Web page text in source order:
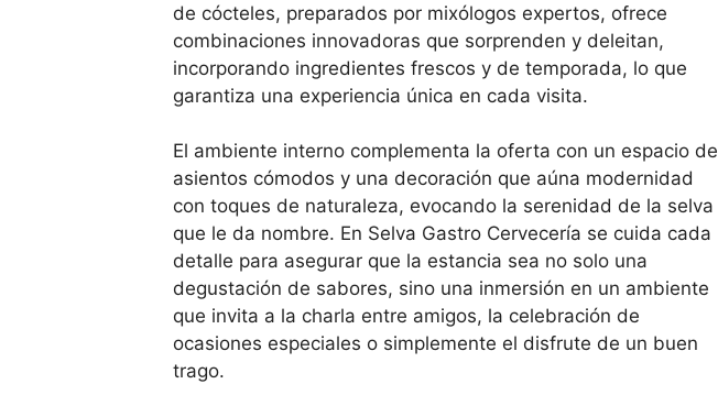
de cócteles, preparados por mixólogos expertos, ofrece
combinaciones innovadoras que sorprenden y deleitan,
incorporando ingredientes frescos y de temporada, lo que
garantiza una experiencia única en cada visita.
El ambiente interno complementa la oferta con un espacio de
asientos cómodos y una decoración que aúna modernidad
con toques de naturaleza, evocando la serenidad de la selva
que le da nombre. En Selva Gastro Cervecería se cuida cada
detalle para asegurar que la estancia sea no solo una
degustación de sabores, sino una inmersión en un ambiente
que invita a la charla entre amigos, la celebración de
ocasiones especiales o simplemente el disfrute de un buen
trago.